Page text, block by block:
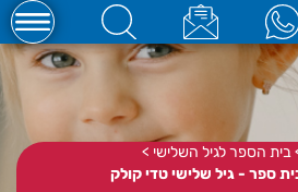
בית הספר לגיל השלישי >
ספר - גיל שלישי טדי קולק